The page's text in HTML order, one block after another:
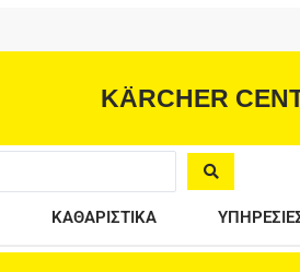
KÄRCHER
ΚΑΘΑΡΙΣΤΙΚΑ